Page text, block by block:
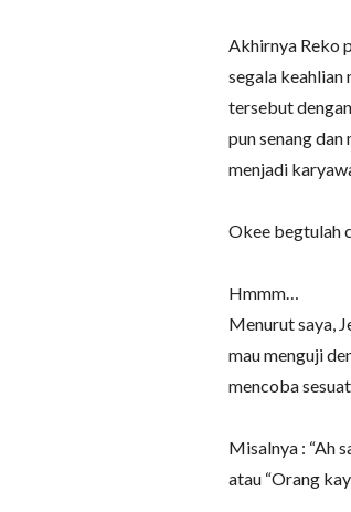
Akhirnya Reko
segala keahlian
tersebut
pun senang
menjadi
Okee begtulah
Hmmm…
Menurut saya,
mau menguji
mencoba
Misalnya : “Ah
atau “Orang